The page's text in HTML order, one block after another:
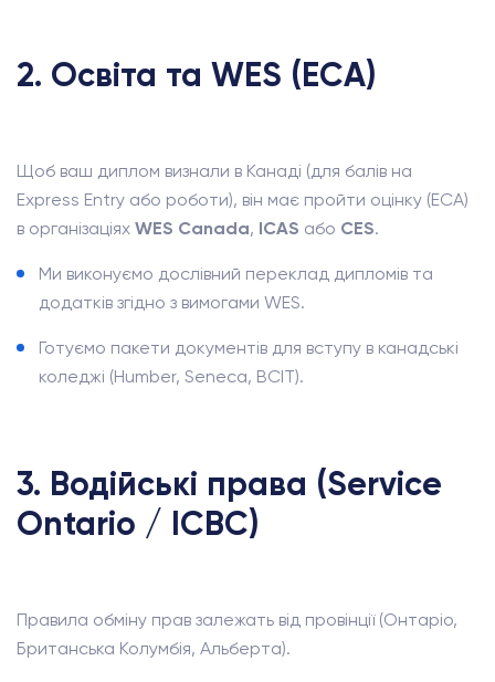
2. Освіта та WES (ECA)
Щоб ваш диплом визнали в Канаді (для балів на
Express Entry або роботи), він має пройти оцінку (ECA)
в організаціях WES Canada, ICAS або CES.
Ми виконуємо дослівний переклад дипломів та
додатків згідно з вимогами WES.
Готуємо пакети документів для вступу в канадські
коледжі (Humber, Seneca, BCIT).
3. Водійські права (Service
Ontario / ICBC)
Правила обміну прав залежать від провінції (Онтаріо,
Британська Колумбія, Альберта).